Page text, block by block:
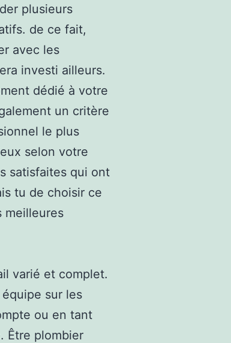
plusieurs
de ce fait,
avec les
investi ailleurs.
dédié à votre
un critère
le plus
selon votre
satisfaites qui ont
tu de choisir ce
meilleures
varié et complet.
sur les
ou en tant
Être plombier